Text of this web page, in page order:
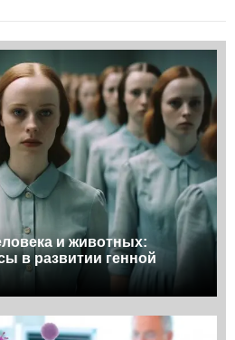
и животных:
в развитии генной